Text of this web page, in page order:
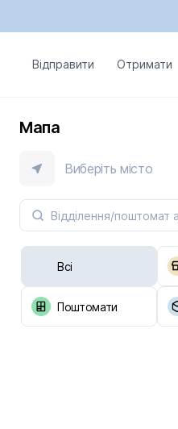
Відправити Отримати
Мапа
Виберіть місто
Всі
Поштомати